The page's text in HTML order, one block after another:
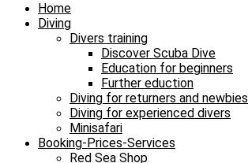
Home
Diving
Divers training
Discover Scuba Dive
Education for beginners
Further eduction
Diving for returners and newbies
Diving for experienced divers
Minisafari
Booking-Prices-Services
Red Sea Shop